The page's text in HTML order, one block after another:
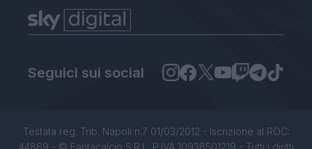
Seguici sui social
Testata reg. Trib. Napoli n.7 01/03/2012 - Iscrizione al ROC:
44869 - © Fantacalcio S.R.L. P.IVA 10938501219 - Tutti i diritti